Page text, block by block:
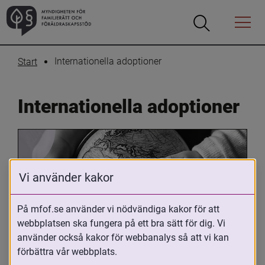
Öppna
Öppna
Menyn
Start Internationella adoptioner
Internationella adoptioner
Oavsett om du är adopterad,
adoptivförälder eller arbetar med
Vi använder kakor
På mfof.se använder vi nödvändiga kakor för att
webbplatsen ska fungera på ett bra sätt för dig. Vi
använder också kakor för webbanalys så att vi kan
förbättra vår webbplats.